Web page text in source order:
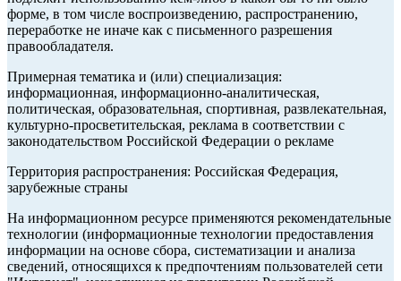
форме, в том числе воспроизведению, распространению,
переработке не иначе как с письменного разрешения
правообладателя.
Примерная тематика и (или) специализация:
информационная, информационно-аналитическая,
политическая, образовательная, спортивная, развлекательная,
культурно-просветительская, реклама в соответствии с
законодательством Российской Федерации о рекламе
Территория распространения: Российская Федерация,
зарубежные страны
На информационном ресурсе применяются рекомендательные
технологии (информационные технологии предоставления
информации на основе сбора, систематизации и анализа
сведений, относящихся к предпочтениям пользователей сети